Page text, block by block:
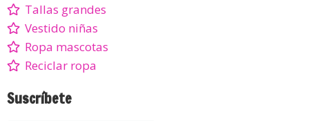
Tallas grandes
Vestido niñas
Ropa mascotas
Reciclar ropa
Suscríbete